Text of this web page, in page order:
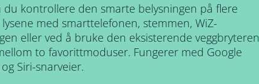
du kontrollere den smarte belysningen på flere
lysene med smarttelefonen, stemmen, WiZ-
eller ved å bruke den eksisterende veggbryteren
to favorittmoduser. Fungerer med Google
Siri-snarveier.